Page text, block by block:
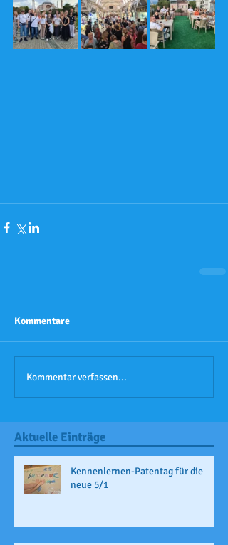
Kommentare
Kommentar verfassen...
Aktuelle Einträge
Kennenlernen-Patentag für die
neue 5/1